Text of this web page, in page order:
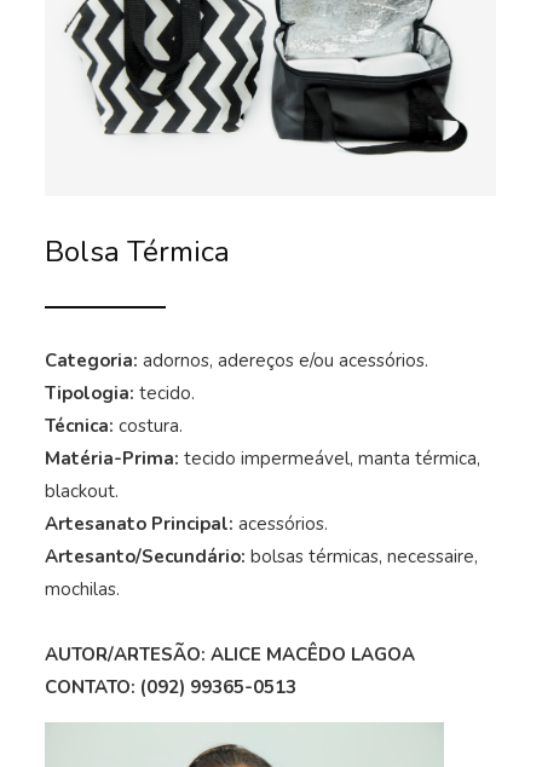
Bolsa Térmica
Categoria: adornos, adereços e/ou acessórios.
Tipologia: tecido.
Técnica: costura.
Matéria-Prima:tecido impermeável, manta térmica,
blackout.
Artesanato Principal: acessórios.
Artesanto/Secundário: bolsas térmicas, necessaire,
mochilas.
AUTOR/ARTESÃO: ALICE MACÊDO LAGOA
CONTATO: (092) 99365-0513